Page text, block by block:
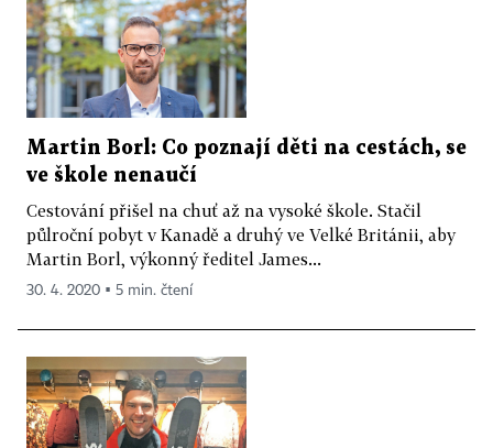
Martin Borl: Co poznají děti na cestách, se
ve škole nenaučí
Cestování přišel na chuť až na vysoké škole. Stačil
půlroční pobyt v Kanadě a druhý ve Velké Británii, aby
Martin Borl, výkonný ředitel James...
30. 4. 2020 ▪ 5 min. čtení